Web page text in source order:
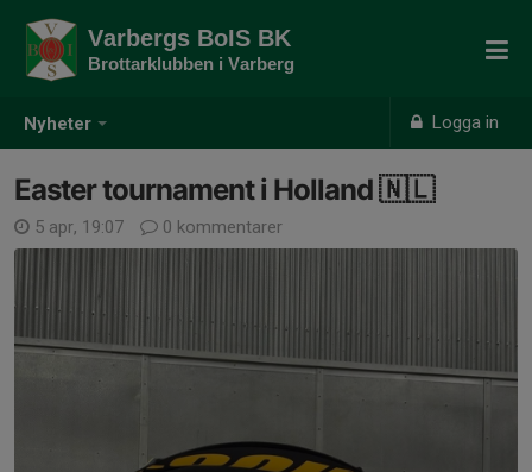
Nyheter Logga in
Varbergs BoIS BK
Brottarklubben i Varberg
Easter tournament i Holland 🇳🇱
5 apr, 19:07 0 kommentarer